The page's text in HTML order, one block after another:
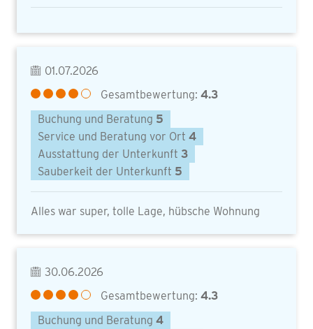
01.07.2026
Gesamtbewertung: 4.3
Buchung und Beratung 5
Service und Beratung vor Ort 4
Ausstattung der Unterkunft 3
Sauberkeit der Unterkunft 5
Alles war super, tolle Lage, hübsche Wohnung
30.06.2026
Gesamtbewertung: 4.3
Buchung und Beratung 4